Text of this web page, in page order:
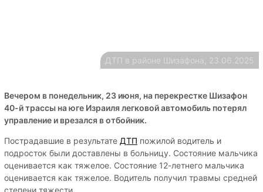
ДТП в районе Шизафона, 23.06.2025
Вечером в понедельник, 23 июня, на перекрестке Шизафон
40-й трассы на юге Израиля легковой автомобиль потерял
управление и врезался в отбойник.
Пострадавшие в результате ДТП пожилой водитель и
подросток были доставлены в больницу. Состояние мальчика
оценивается как тяжелое. Состояние 12-летнего мальчика
оценивается как тяжелое. Водитель получил травмы средней